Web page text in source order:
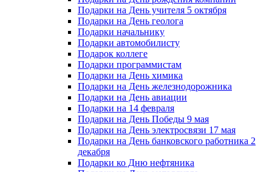
Подарки на День учителя 5 октября
Подарки на День геолога
Подарки начальнику
Подарки автомобилисту
Подарок коллеге
Подарки программистам
Подарки на День химика
Подарки на День железнодорожника
Подарки на День авиации
Подарки на 14 февраля
Подарки на День Победы 9 мая
Подарки на День электросвязи 17 мая
Подарки на День банковского работника 2
декабря
Подарки ко Дню нефтяника